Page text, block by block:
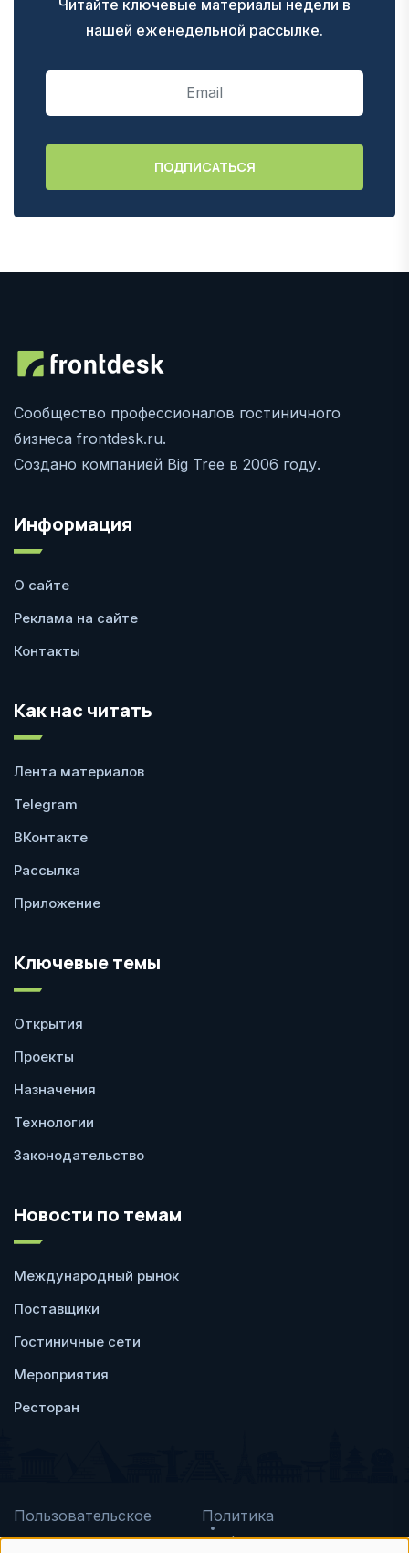
Читайте ключевые материалы недели в
нашей еженедельной рассылке.
Сообщество профессионалов гостиничного
бизнеса frontdesk.ru.
Создано компанией Big Tree в 2006 году.
Информация
О сайте
Реклама на сайте
Контакты
Как нас читать
Лента материалов
Telegram
ВКонтакте
Рассылка
Приложение
Ключевые темы
Открытия
Проекты
Назначения
Технологии
Законодательство
Новости по темам
Международный рынок
Поставщики
Гостиничные сети
Мероприятия
Ресторан
Пользовательское
соглашение
Политика
конфиденциальности